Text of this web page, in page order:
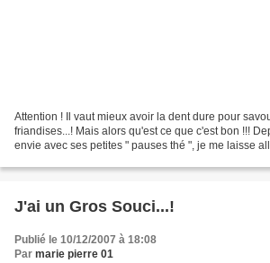
Attention ! Il vaut mieux avoir la dent dure pour
friandises...! Mais alors qu'est ce que c'est bon !!!
envie avec ses petites " pauses thé ", je me laisse
J'ai un Gros Souci...!
Publié le 10/12/2007 à 18:08
Par marie pierre 01